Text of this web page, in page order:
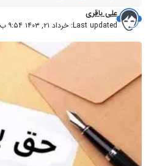
Last updated: خرداد ۲۱, ۱۴۰۳ ۹:۵۴ ب٫ظ
علی باقری